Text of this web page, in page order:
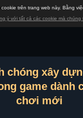
trên trang web này. Bằng
ý với tất cả các cookie mà chúng
chóng xây
game dành
chơi mới